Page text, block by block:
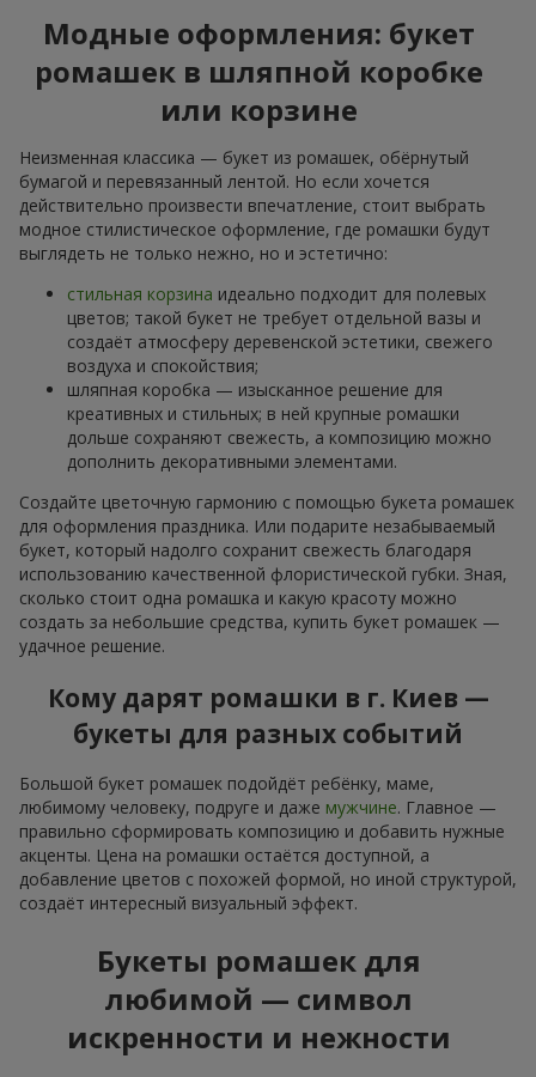
Модные оформления: букет
ромашек в шляпной коробке
или корзине
Неизменная классика — букет из ромашек, обёрнутый
бумагой и перевязанный лентой. Но если хочется
действительно произвести впечатление, стоит выбрать
модное стилистическое оформление, где ромашки будут
выглядеть не только нежно, но и эстетично:
стильная корзина идеально подходит для полевых
цветов; такой букет не требует отдельной вазы и
создаёт атмосферу деревенской эстетики, свежего
воздуха и спокойствия;
шляпная коробка — изысканное решение для
креативных и стильных; в ней крупные ромашки
дольше сохраняют свежесть, а композицию можно
дополнить декоративными элементами.
Создайте цветочную гармонию с помощью букета ромашек
для оформления праздника. Или подарите незабываемый
букет, который надолго сохранит свежесть благодаря
использованию качественной флористической губки. Зная,
сколько стоит одна ромашка и какую красоту можно
создать за небольшие средства, купить букет ромашек —
удачное решение.
Кому дарят ромашки в г. Киев —
букеты для разных событий
Большой букет ромашек подойдёт ребёнку, маме,
любимому человеку, подруге и даже мужчине. Главное —
правильно сформировать композицию и добавить нужные
акценты. Цена на ромашки остаётся доступной, а
добавление цветов с похожей формой, но иной структурой,
создаёт интересный визуальный эффект.
Букеты ромашек для
любимой — символ
искренности и нежности